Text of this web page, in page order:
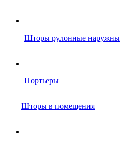
Шторы рулонные
Портьеры
Шторы в помещения